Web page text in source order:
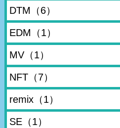
DTM （6）
EDM （1）
MV（1）
NFT（7）
remix（1）
SE（1）